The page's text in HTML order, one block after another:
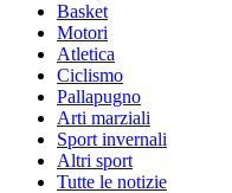
Basket
Motori
Atletica
Ciclismo
Pallapugno
Arti marziali
Sport invernali
Altri sport
Tutte le notizie